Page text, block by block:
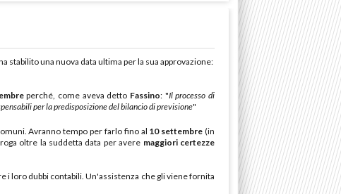
una nuova data ultima per la sua approvazione:
perché, come aveva detto Fassino: "Il processo di
per la predisposizione del bilancio di previsione"
Avranno tempo per farlo fino al 10 settembre (in
oltre la suddetta data per avere maggiori certezze
i loro dubbi contabili. Un'assistenza che gli viene fornita